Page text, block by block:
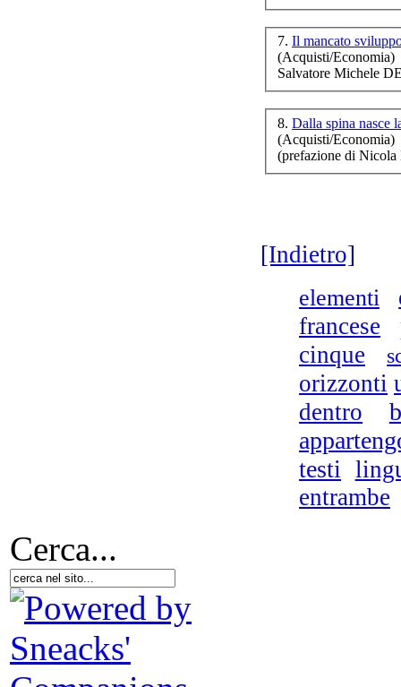
7. Il mancato
(Acquisti/Economia)
Salvatore Michele
8. Dalla spina nasce
(Acquisti/Economia)
(prefazione di
[Indietro]
elementi
francese
cinque
orizzonti
dentro
testi
entrambe
Cerca...